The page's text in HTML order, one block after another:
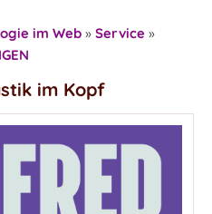
im Web » Service »
im Kopf